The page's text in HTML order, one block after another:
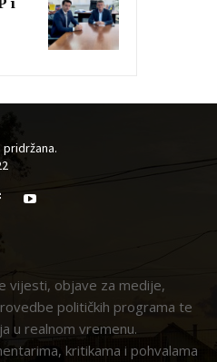
i
vijesti, objave za medije,
političkih programa te
u realnom vremenu.
kritikama i pohvalama